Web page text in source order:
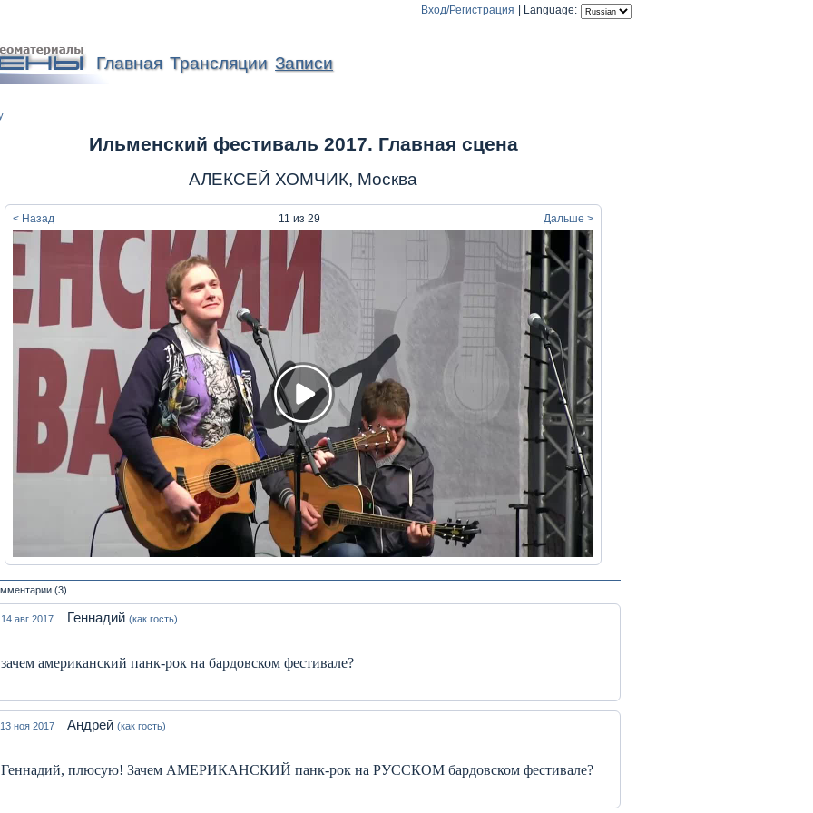
Language:
Вход/Регистрация
Главная Трансляции Записи
Ильменский фестиваль 2017. Главная сцена
АЛЕКСЕЙ ХОМЧИК, Москва
< Назад 11 из 29 Дальше >
(3)
14 авг 2017 Геннадий (как гость)
зачем американский панк-рок на бардовском фестивале?
13 ноя 2017 Андрей (как гость)
Геннадий, плюсую! Зачем АМЕРИКАНСКИЙ панк-рок на РУССКОМ бардовском фестивале?